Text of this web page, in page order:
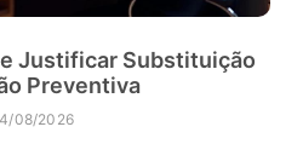
Justificar Substituição
Preventiva
08/2026